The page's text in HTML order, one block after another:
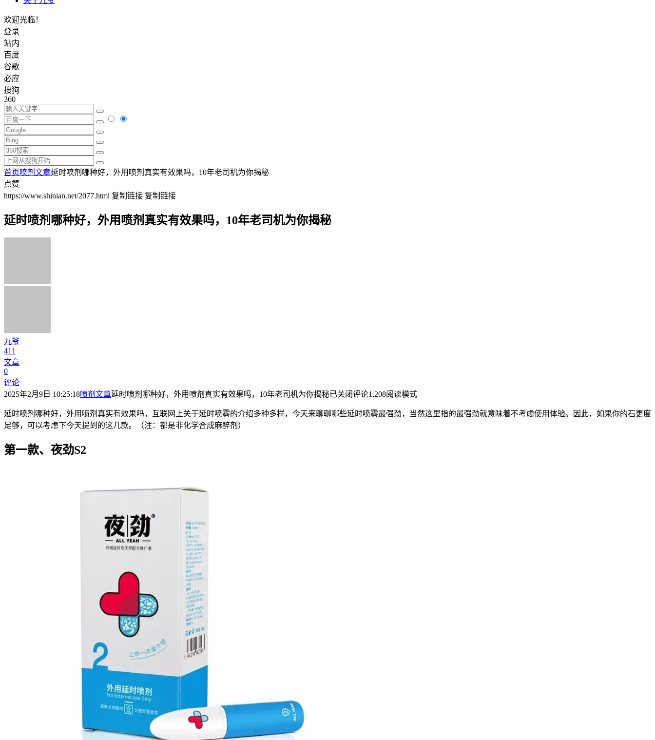
欢迎光临！
登录
站内
百度
谷歌
必应
搜狗
360
首页喷剂文章延时喷剂哪种好，外用喷剂真实有效果吗，10年老司机为你揭秘
点赞
https://www.shinian.net/2077.html 复制链接 复制链接
延时喷剂哪种好，外用喷剂真实有效果吗，10年老司机为你揭秘
九爷
411
文章
0
评论
2025年2月9日 10:25:18喷剂文章延时喷剂哪种好，外用喷剂真实有效果吗，10年老司机为你揭秘已关闭评论1,208阅读模式
延时喷剂哪种好，外用喷剂真实有效果吗，互联网上关于延时喷雾的介绍多种多样，今天来聊聊哪些延时喷雾最强劲，当然这里指的最强劲就意味着不考虑使用体验。因此，如果你的石更度
足够，可以考虑下今天提到的这几款。（注：都是非化学合成麻醉剂）
第一款、夜劲S2